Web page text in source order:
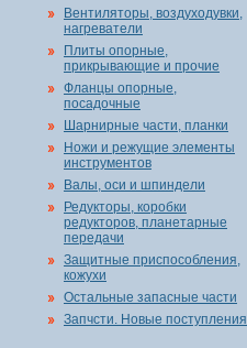
Вентиляторы, воздуходувки,
нагреватели
Плиты опорные,
прикрывающие и прочие
Фланцы опорные,
посадочные
Шарнирные части, планки
Ножи и режущие элементы
инструментов
Валы, оси и шпиндели
Редукторы, коробки
редукторов, планетарные
передачи
Защитные приспособления,
кожухи
Остальные запасные части
Запчсти. Новые поступления